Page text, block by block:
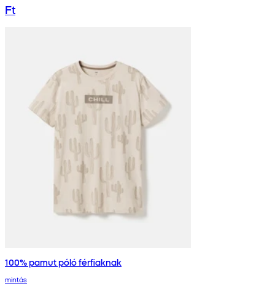
Ft
100% pamut póló férfiaknak
mintás